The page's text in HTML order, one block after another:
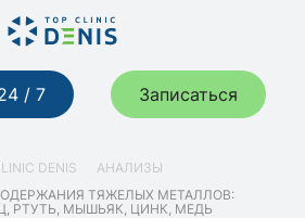
/ 7 Записаться
DENIS
АНАЛИЗЫ
ТЯЖЕЛЫХ МЕТАЛЛОВ:
РТУТЬ, МЫШЬЯК, ЦИНК, МЕДЬ